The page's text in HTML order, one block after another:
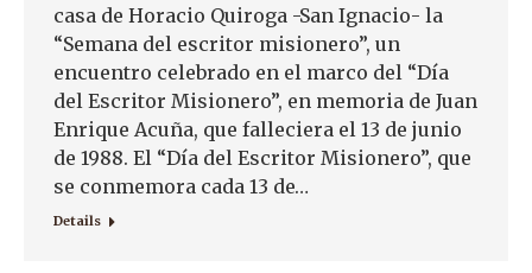
casa de Horacio Quiroga -San Ignacio- la
“Semana del escritor misionero”, un
encuentro celebrado en el marco del “Día
del Escritor Misionero”, en memoria de Juan
Enrique Acuña, que falleciera el 13 de junio
de 1988. El “Día del Escritor Misionero”, que
se conmemora cada 13 de…
Details